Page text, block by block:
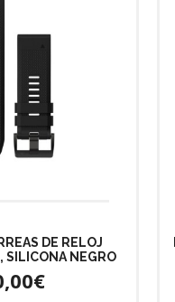
DE RELOJ
NEGRO